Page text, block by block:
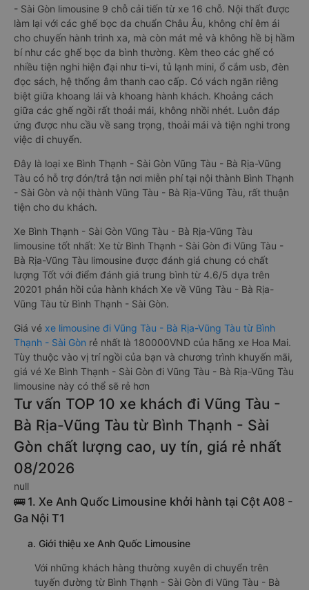
- Sài Gòn limousine 9 chỗ cải tiến từ xe 16 chỗ. Nội thất được
làm lại với các ghế bọc da chuẩn Châu Âu, không chỉ êm ái
cho chuyến hành trình xa, mà còn mát mẻ và không hề bị hầm
bí như các ghế bọc da bình thường. Kèm theo các ghế có
nhiều tiện nghi hiện đại như ti-vi, tủ lạnh mini, ổ cắm usb, đèn
đọc sách, hệ thống âm thanh cao cấp. Có vách ngăn riêng
biệt giữa khoang lái và khoang hành khách. Khoảng cách
giữa các ghế ngồi rất thoải mái, không nhồi nhét. Luôn đáp
ứng được nhu cầu về sang trọng, thoải mái và tiện nghi trong
việc di chuyển.
Đây là loại xe Bình Thạnh - Sài Gòn Vũng Tàu - Bà Rịa-Vũng
Tàu có hỗ trợ đón/trả tận nơi miễn phí tại nội thành Bình Thạnh
- Sài Gòn và nội thành Vũng Tàu - Bà Rịa-Vũng Tàu, rất thuận
tiện cho du khách.
Xe Bình Thạnh - Sài Gòn Vũng Tàu - Bà Rịa-Vũng Tàu
limousine tốt nhất: Xe từ Bình Thạnh - Sài Gòn đi Vũng Tàu -
Bà Rịa-Vũng Tàu limousine được đánh giá chung có chất
lượng Tốt với điểm đánh giá trung bình từ 4.6/5 dựa trên
20201 phản hồi của hành khách Xe về Vũng Tàu - Bà Rịa-
Vũng Tàu từ Bình Thạnh - Sài Gòn.
Giá vé xe limousine đi Vũng Tàu - Bà Rịa-Vũng Tàu từ Bình
Thạnh - Sài Gòn rẻ nhất là 180000VND của hãng xe Hoa Mai.
Tùy thuộc vào vị trí ngồi của bạn và chương trình khuyến mãi,
giá vé Xe Bình Thạnh - Sài Gòn đi Vũng Tàu - Bà Rịa-Vũng Tàu
limousine này có thể sẽ rẻ hơn
Tư vấn TOP 10 xe khách đi Vũng Tàu -
Bà Rịa-Vũng Tàu từ Bình Thạnh - Sài
Gòn chất lượng cao, uy tín, giá rẻ nhất
08/2026
null
🚌 1. Xe Anh Quốc Limousine khởi hành tại Cột A08 -
Ga Nội T1
a. Giới thiệu xe Anh Quốc Limousine
Với những khách hàng thường xuyên di chuyển trên
tuyến đường từ Bình Thạnh - Sài Gòn đi Vũng Tàu - Bà